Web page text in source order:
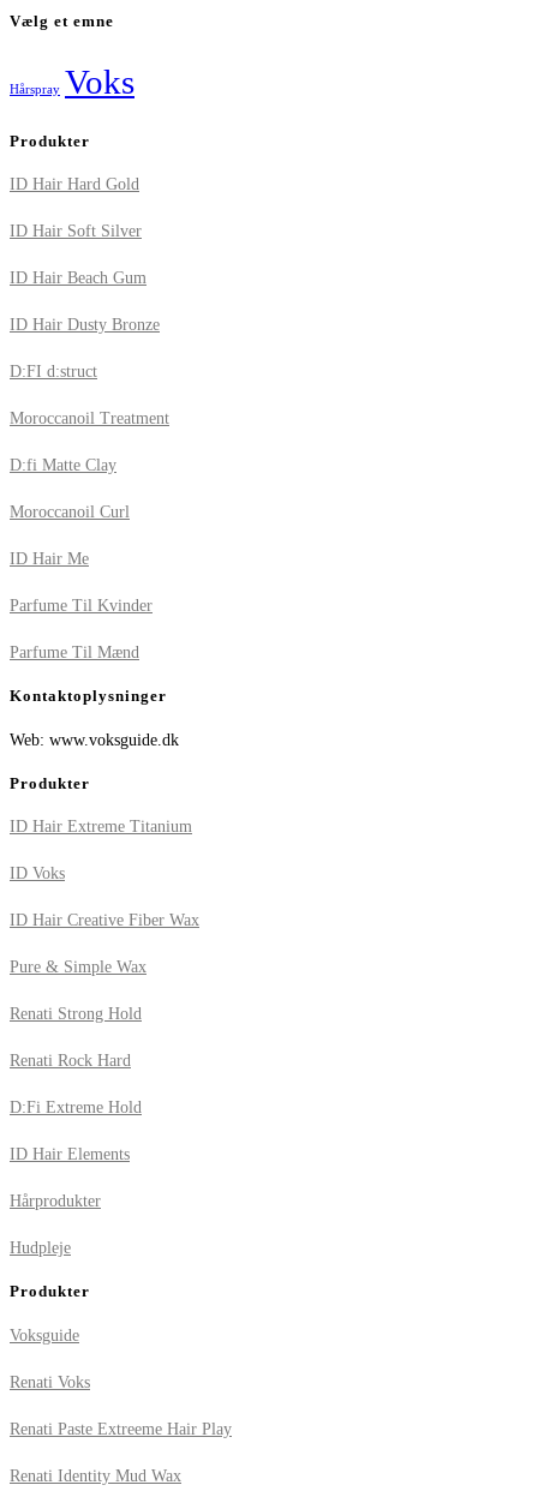
Vælg et emne
Hårspray Voks
Produkter
ID Hair Hard Gold
ID Hair Soft Silver
ID Hair Beach Gum
ID Hair Dusty Bronze
D:FI d:struct
Moroccanoil Treatment
D:fi Matte Clay
Moroccanoil Curl
ID Hair Me
Parfume Til Kvinder
Parfume Til Mænd
Kontaktoplysninger
Web: www.voksguide.dk
Produkter
ID Hair Extreme Titanium
ID Voks
ID Hair Creative Fiber Wax
Pure & Simple Wax
Renati Strong Hold
Renati Rock Hard
D:Fi Extreme Hold
ID Hair Elements
Hårprodukter
Hudpleje
Produkter
Voksguide
Renati Voks
Renati Paste Extreeme Hair Play
Renati Identity Mud Wax